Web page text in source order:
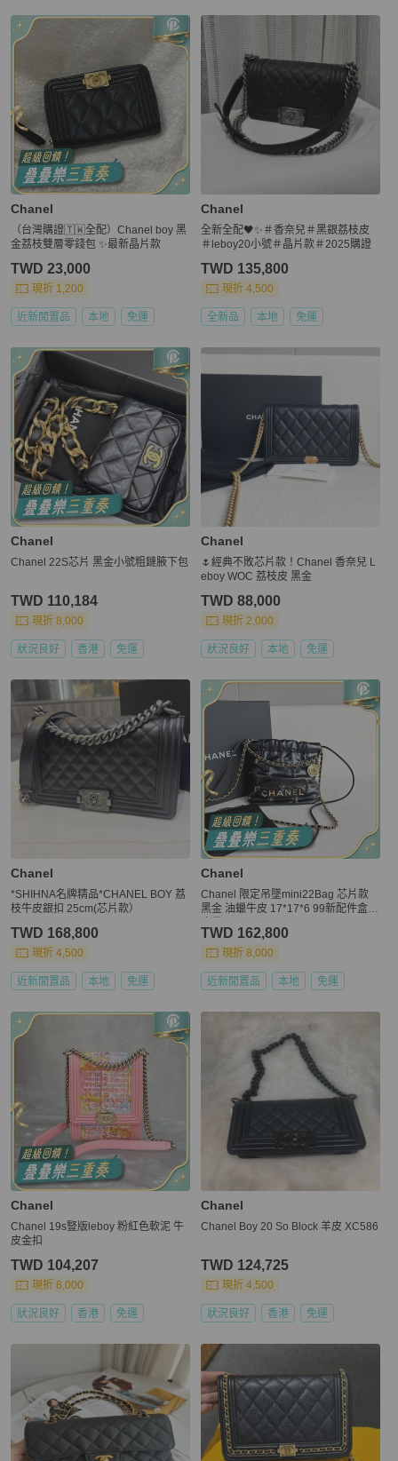
Chanel
（台灣購證🇹🇼全配）Chanel boy 黑
金荔枝雙層零錢包 ✨最新晶片款
TWD 23,000
現折 1,200
近新閒置品 本地 免運
Chanel
全新全配🖤✨＃香奈兒＃黑銀荔枝皮
＃leboy20小號＃晶片款＃2025購證
TWD 135,800
現折 4,500
全新品 本地 免運
Chanel
Chanel 22S芯片 黑金小號粗鏈腋下包
TWD 110,184
現折 8,000
狀況良好 香港 免運
Chanel
🌷經典不敗芯片款！Chanel 香奈兒 L
eboy WOC 荔枝皮 黑金
TWD 88,000
現折 2,000
狀況良好 本地 免運
Chanel
*SHIHNA名牌精品*CHANEL BOY 荔
枝牛皮銀扣 25cm(芯片款）
TWD 168,800
現折 4,500
近新閒置品 本地 免運
Chanel
Chanel 限定吊墜mini22Bag 芯片款
黑金 油蠟牛皮 17*17*6 99新配件盒
TWD 162,800
現折 8,000
近新閒置品 本地 免運
Chanel
Chanel 19s豎版leboy 粉紅色軟泥 牛
皮金扣
TWD 104,207
現折 8,000
狀況良好 香港 免運
Chanel
Chanel Boy 20 So Block 羊皮 XC586
TWD 124,725
現折 4,500
狀況良好 香港 免運